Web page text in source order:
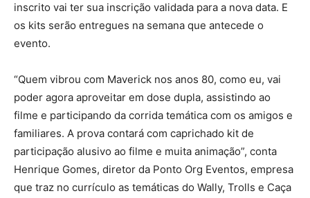
inscrito vai ter sua inscrição validada para a nova data. E
os kits serão entregues na semana que antecede o
evento.
“Quem vibrou com Maverick nos anos 80, como eu, vai
poder agora aproveitar em dose dupla, assistindo ao
filme e participando da corrida temática com os amigos e
familiares. A prova contará com caprichado kit de
participação alusivo ao filme e muita animação”, conta
Henrique Gomes, diretor da Ponto Org Eventos, empresa
que traz no currículo as temáticas do Wally, Trolls e Caça